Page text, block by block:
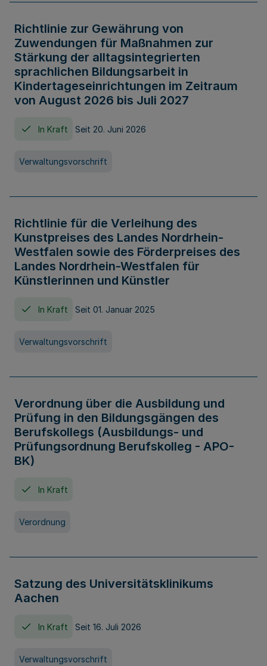
Richtlinie zur Gewährung von
Zuwendungen für Maßnahmen zur
Stärkung der alltagsintegrierten
sprachlichen Bildungsarbeit in
Kindertageseinrichtungen im Zeitraum
von August 2026 bis Juli 2027
In Kraft Seit 20. Juni 2026
Verwaltungsvorschrift
Richtlinie für die Verleihung des
Kunstpreises des Landes Nordrhein-
Westfalen sowie des Förderpreises des
Landes Nordrhein-Westfalen für
Künstlerinnen und Künstler
In Kraft Seit 01. Januar 2025
Verwaltungsvorschrift
Verordnung über die Ausbildung und
Prüfung in den Bildungsgängen des
Berufskollegs (Ausbildungs- und
Prüfungsordnung Berufskolleg - APO-
BK)
In Kraft
Verordnung
Satzung des Universitätsklinikums
Aachen
In Kraft Seit 16. Juli 2026
Verwaltungsvorschrift